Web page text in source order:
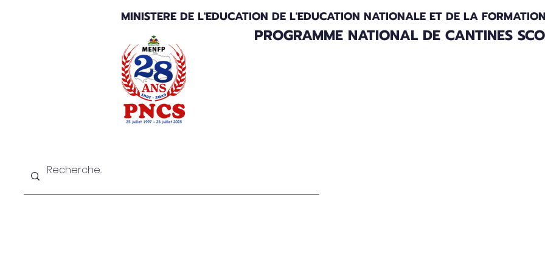
MINISTERE DE L'EDUCATION DE L'EDUCATION NATIONALE ET DE LA
PROGRAMME NATIONAL DE CANTINES